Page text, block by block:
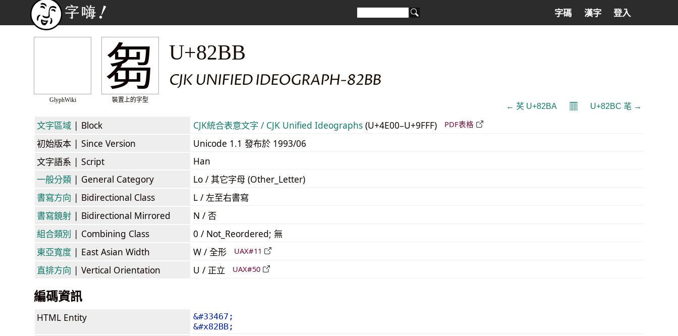
字碼 漢字 登入
GlyphWiki
芻
裝置上的字型
U+82BB
CJK UNIFIED IDEOGRAPH-82BB
← 芺 U+82BA 𝄜 U+82BC 芼 →
文字區域 | Block CJK統合表意文字 / CJK Unified Ideographs (U+4E00–U+9FFF) PDF表格
初始版本 | Since Version
Unicode 1.1 發布於 1993/06
文字語系 | Script
Han
一般分類 | General Category
Lo / 其它字母 (Other_Letter)
書寫方向 | Bidirectional Class
L / 左至右書寫
書寫鏡射 | Bidirectional Mirrored
N / 否
組合類別 | Combining Class
0 / Not_Reordered; 無
東亞寬度 | East Asian Width W / 全形 UAX#11
直排方向 | Vertical Orientation U / 正立 UAX#50
編碼資訊
HTML Entity
&#33467;
&#x82BB;